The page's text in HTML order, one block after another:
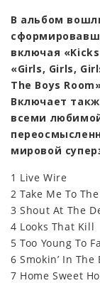
В альбом
включая
«Girls, Girls,
The Boys
Включает
всеми
мировой
1 Live Wire
2 Take Me To
3 Shout At The
4 Looks That Kill
5 Too Young To
6 Smokin’ In The
7 Home Sweet